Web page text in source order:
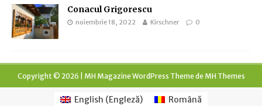
Conacul Grigorescu
noiembrie 18, 2022 Kirschner 0
Copyright © 2026 | MH Magazine WordPress Theme de MH Themes
English (Engleză) Română